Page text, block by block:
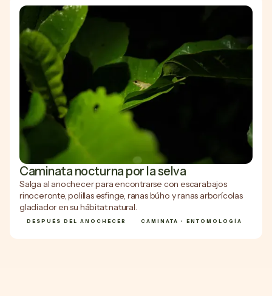
Caminata nocturna por la selva
Salga al anochecer para encontrarse con escarabajos
rinoceronte, polillas esfinge, ranas búho y ranas arborícolas
gladiador en su hábitat natural.
DESPUÉS DEL ANOCHECER CAMINATA • ENTOMOLOGÍA